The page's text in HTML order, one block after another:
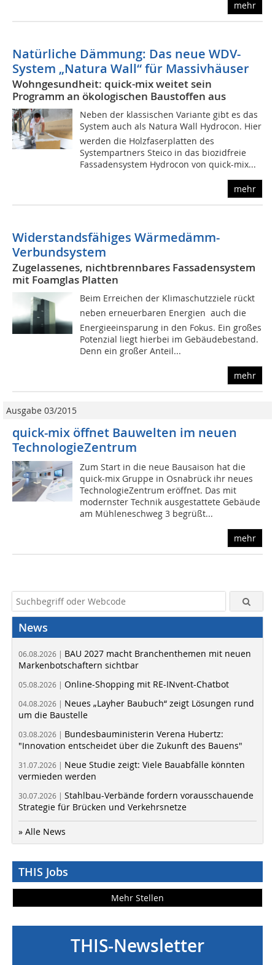
mehr
Natürliche Dämmung: Das neue WDV-
System „Natura Wall“ für Massivhäuser
Wohngesundheit: quick-mix weitet sein
Programm an ökologischen Baustoffen aus
Neben der klassischen Variante gibt es das
System auch als Natura Wall Hydrocon. Hier
werden die Holzfaserplatten des
Systempartners Steico in das biozidfreie
Fassadensystem Hydrocon von quick-mix...
mehr
Widerstandsfähiges Wärmedämm-
Verbundsystem
Zugelassenes, nichtbrennbares Fassadensystem
mit Foamglas Platten
Beim Erreichen der Klimaschutzziele rückt 
neben erneuerbaren Energien  auch die
Energieeinsparung in den Fokus. Ein großes
Potenzial liegt hierbei im Gebäudebestand.
Denn ein großer Anteil...
mehr
Ausgabe 03/2015
quick-mix öffnet Bauwelten im neuen
TechnologieZentrum
Zum Start in die neue Bausaison hat die
quick-mix Gruppe in Osnabrück ihr neues
TechnologieZentrum eröffnet. Das mit
modernster Technik ausgestattete Gebäude
am Mühleneschweg 3 begrüßt...
mehr
News
06.08.2026 | BAU 2027 macht Branchenthemen mit neuen
Markenbotschaftern sichtbar
05.08.2026 | Online-Shopping mit RE-INvent-Chatbot
04.08.2026 | Neues „Layher Baubuch“ zeigt Lösungen rund
um die Baustelle
03.08.2026 | Bundesbauministerin Verena Hubertz:
"Innovation entscheidet über die Zukunft des Bauens"
31.07.2026 | Neue Studie zeigt: Viele Bauabfälle könnten
vermieden werden
30.07.2026 | Stahlbau-Verbände fordern vorausschauende
Strategie für Brücken und Verkehrsnetze
» Alle News
THIS Jobs
Mehr Stellen
THIS-Newsletter